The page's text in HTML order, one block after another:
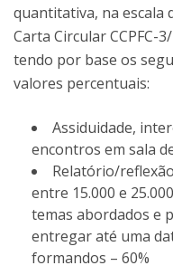
quantitativa, na escala
Carta Circular CCPFC-
tendo por base os
valores percentuais:
Assiduidade,
encontros em sala
Relatório/
entre 15.000 e
temas abordados e
entregar até uma
formandos – 60%